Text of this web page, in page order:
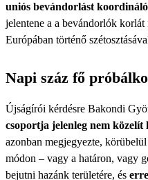
uniós bevándorlást
jelentene a a bevándorlók
Európában történő
Napi száz fő
Újságírói kérdésre Bakondi
csoportja jelenleg nem közelít
azonban megjegyezte,
módon – vagy a határon, vagy
bejutni hazánk területére, és